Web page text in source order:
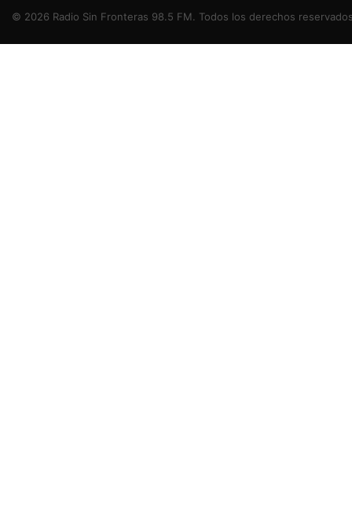
© 2026 Radio Sin Fronteras 98.5 FM. Todos los derechos